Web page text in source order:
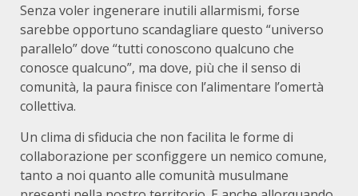
Senza voler ingenerare inutili allarmismi, forse
sarebbe opportuno scandagliare questo “universo
parallelo” dove “tutti conoscono qualcuno che
conosce qualcuno”, ma dove, più che il senso di
comunità, la paura finisce con l’alimentare l’omertà
collettiva.
Un clima di sfiducia che non facilita le forme di
collaborazione per sconfiggere un nemico comune,
tanto a noi quanto alle comunità musulmane